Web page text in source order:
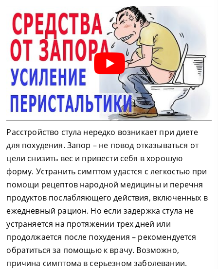
Расстройство стула нередко возникает при диете
для похудения. Запор – не повод отказываться от
цели снизить вес и привести себя в хорошую
форму. Устранить симптом удастся с легкостью при
помощи рецептов народной медицины и перечня
продуктов послабляющего действия, включенных в
ежедневный рацион. Но если задержка стула не
устраняется на протяжении трех дней или
продолжается после похудения – рекомендуется
обратиться за помощью к врачу. Возможно,
причина симптома в серьезном заболевании.